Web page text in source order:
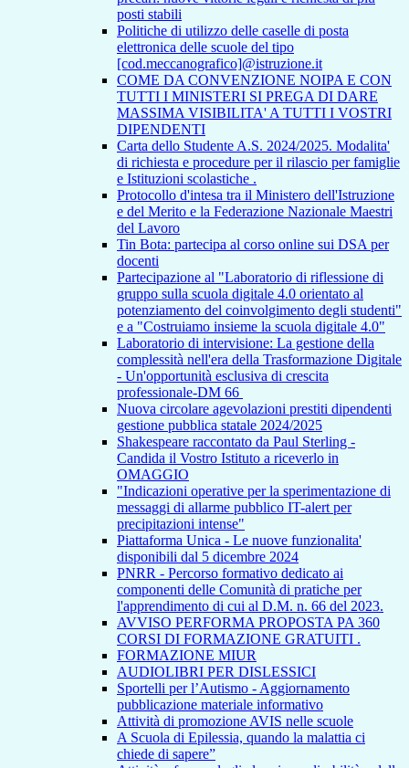
posti stabili
Politiche di utilizzo delle caselle di posta
elettronica delle scuole del tipo
[cod.meccanografico]@istruzione.it
COME DA CONVENZIONE NOIPA E CON
TUTTI I MINISTERI SI PREGA DI DARE
MASSIMA VISIBILITA' A TUTTI I VOSTRI
DIPENDENTI
Carta dello Studente A.S. 2024/2025. Modalita'
di richiesta e procedure per il rilascio per famiglie
e Istituzioni scolastiche .
Protocollo d'intesa tra il Ministero dell'Istruzione
e del Merito e la Federazione Nazionale Maestri
del Lavoro
Tin Bota: partecipa al corso online sui DSA per
docenti
Partecipazione al "Laboratorio di riflessione di
gruppo sulla scuola digitale 4.0 orientato al
potenziamento del coinvolgimento degli studenti"
e a "Costruiamo insieme la scuola digitale 4.0"
Laboratorio di intervisione: La gestione della
complessità nell'era della Trasformazione Digitale
- Un'opportunità esclusiva di crescita
professionale-DM 66
Nuova circolare agevolazioni prestiti dipendenti
gestione pubblica statale 2024/2025
Shakespeare raccontato da Paul Sterling -
Candida il Vostro Istituto a riceverlo in
OMAGGIO
"Indicazioni operative per la sperimentazione di
messaggi di allarme pubblico IT-alert per
precipitazioni intense"
Piattaforma Unica - Le nuove funzionalita'
disponibili dal 5 dicembre 2024
PNRR - Percorso formativo dedicato ai
componenti delle Comunità di pratiche per
l'apprendimento di cui al D.M. n. 66 del 2023.
AVVISO PERFORMA PROPOSTA PA 360
CORSI DI FORMAZIONE GRATUITI .
FORMAZIONE MIUR
AUDIOLIBRI PER DISLESSICI
Sportelli per l’Autismo - Aggiornamento
pubblicazione materiale informativo
Attività di promozione AVIS nelle scuole
A Scuola di Epilessia, quando la malattia ci
chiede di sapere”